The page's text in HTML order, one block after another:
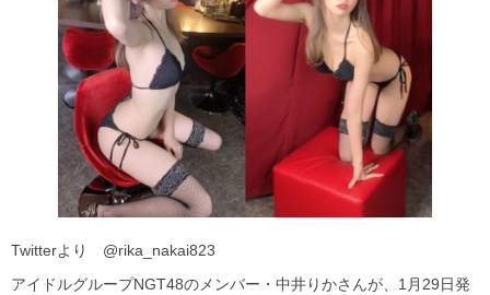
Twitterより @rika_nakai823
アイドルグループNGT48のメンバー・中井りかさんが、1月29日発